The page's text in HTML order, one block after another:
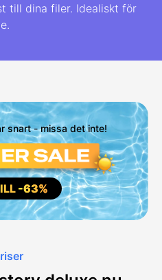
till dina filer. Idealiskt för
snart - missa det inte!
-63%